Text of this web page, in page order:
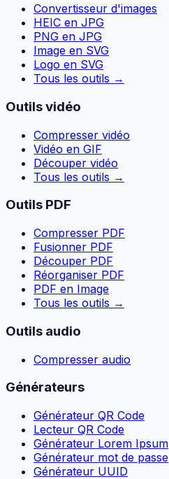
Convertisseur d'images
HEIC en JPG
PNG en JPG
Image en SVG
Logo en SVG
Tous les outils →
Outils vidéo
Compresser vidéo
Vidéo en GIF
Découper vidéo
Tous les outils →
Outils PDF
Compresser PDF
Fusionner PDF
Découper PDF
Réorganiser PDF
PDF en Image
Tous les outils →
Outils audio
Compresser audio
Générateurs
Générateur QR Code
Lecteur QR Code
Générateur Lorem Ipsum
Générateur mot de passe
Générateur UUID